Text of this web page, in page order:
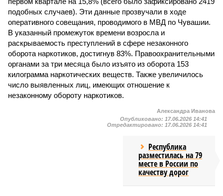
подобных случаев). Эти данные прозвучали в ходе
оперативного совещания, проводимого в МВД по Чувашии.
В указанный промежуток времени возросла и
раскрываемость преступлений в сфере незаконного
оборота наркотиков, достигнув 83%. Правоохранительными
органами за три месяца было изъято из оборота 153
килограмма наркотических веществ. Также увеличилось
число выявленных лиц, имеющих отношение к
незаконному обороту наркотиков.
Александра Иванова
Опубликовано: 17.06.2026 14:41
Отредактировано: 17.06.2026 14:41
Республика
разместилась на 79
месте в России по
качеству дорог